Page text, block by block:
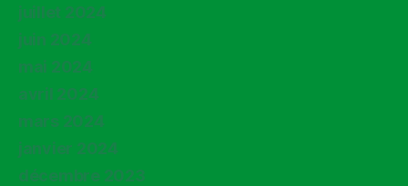
juillet 2024
juin 2024
mai 2024
avril 2024
mars 2024
janvier 2024
décembre 2023